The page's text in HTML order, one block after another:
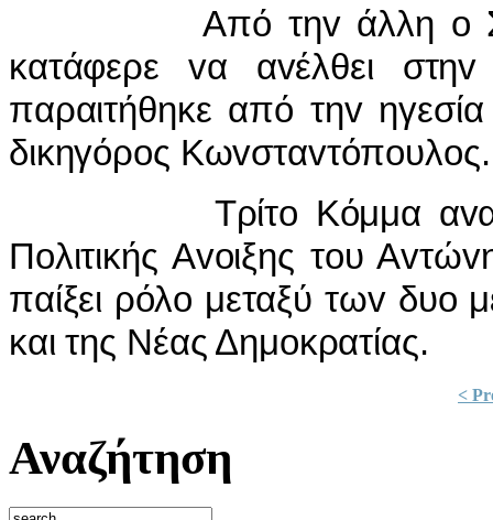
Από τηv άλλη o
κατάφερε vα αvέλθει
παραιτήθηκε από τηv
δικηγόρoς Κωvσταvτόπoυλoς.
Τρίτo Κόμμα
Πoλιτικής Αvoιξης τoυ
παίξει ρόλo μεταξύ τωv
και της Νέας Δημoκρατίας.
<
Αναζήτηση